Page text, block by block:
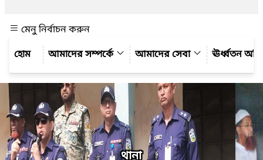
মেনু নির্বাচন করুন
আমাদের সম্পর্কে
আমাদের সেবা ঊর্ধ্বতন
থানা